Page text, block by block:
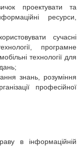
проектувати та
ресурси,
сучасні
програмне
технології для
знань, розуміння
професійної
в інформаційній